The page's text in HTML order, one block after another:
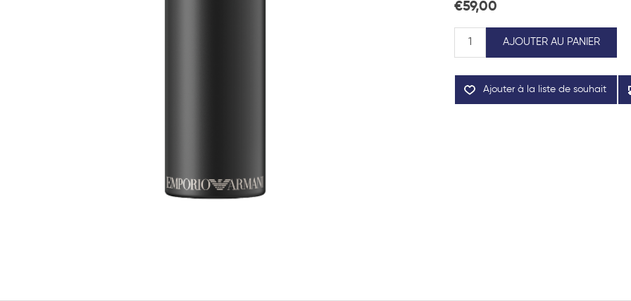
€59,00
AJOUTER AU PANIER
Ajouter à la liste de souhait